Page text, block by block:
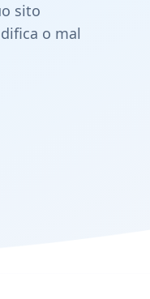
sito
o mal